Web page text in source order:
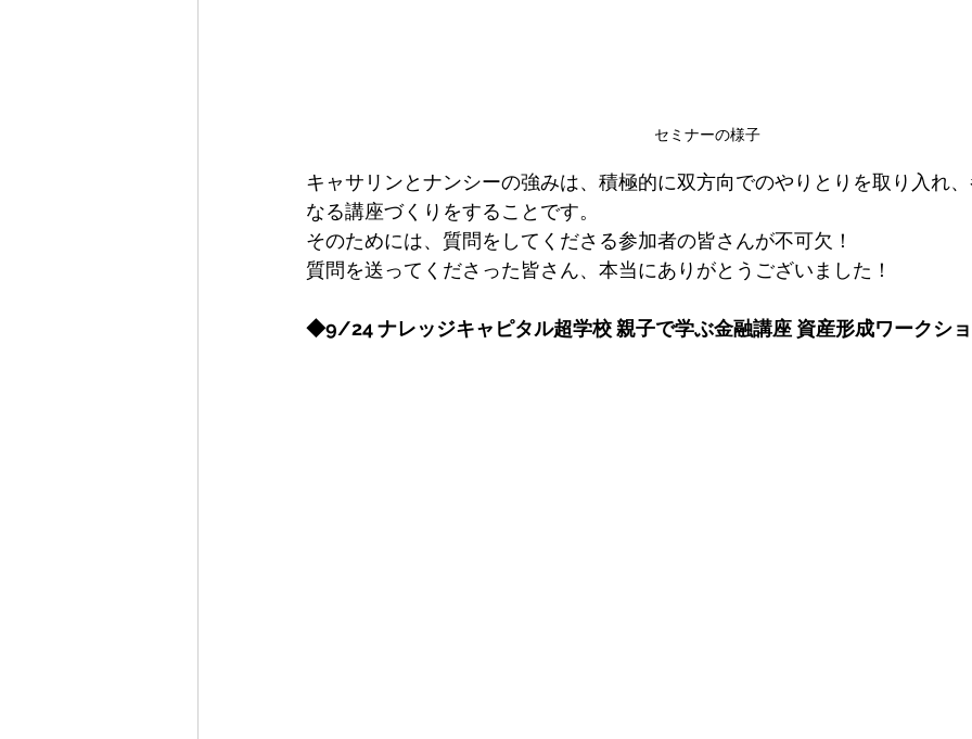
セミナーの様子
キャサリンとナンシーの強みは、積極的に双方向でのやりとりを取り入れ
なる講座づくりをすることです。
そのためには、質問をしてくださる参加者の皆さんが不可欠！
質問を送ってくださった皆さん、本当にありがとうございました！
◆9/24 ナレッジキャピタル超学校 親子で学ぶ金融講座 資産形成ワークシ